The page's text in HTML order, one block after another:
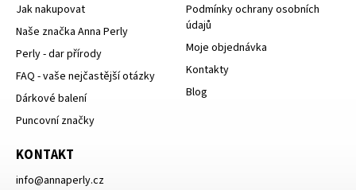
Jak nakupovat
Naše značka Anna Perly
Perly - dar přírody
FAQ - vaše nejčastější otázky
Dárkové balení
Puncovní značky
Podmínky ochrany osobních
údajů
Moje objednávka
Kontakty
Blog
KONTAKT
info@annaperly.cz